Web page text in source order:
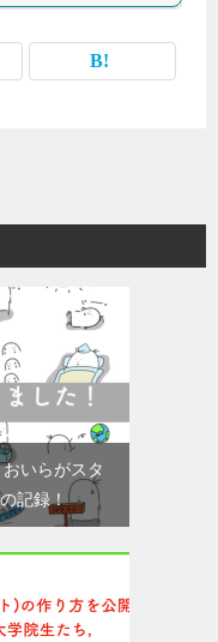
いらがスタ
記録！